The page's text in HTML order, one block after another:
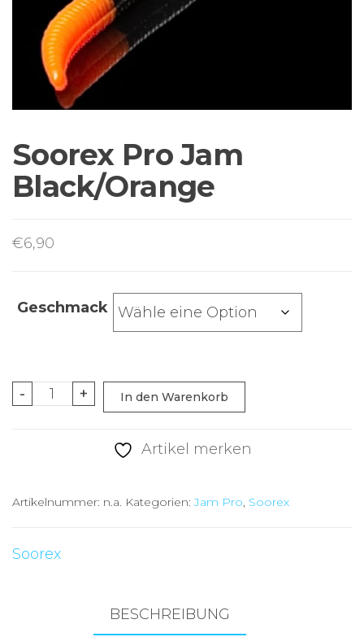
Sortiment Ruten,
Rollen und
Schnüre sowie
Zubehör für das
Soorex Pro Jam
Black/Orange
€6,90
Geschmack
-
Soorex
Black/Orange
+ In den Warenkorb
Artikel merken
Artikelnummer: n.a. Kategorien:Jam Pro, Soorex
Soorex
BESCHREIBUNG